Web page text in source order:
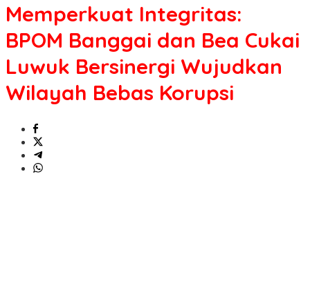
Banggai
Bea
Cukai
Luwuk
Wujudkan
Memperkuat Integritas:
BPOM Banggai dan Bea Cukai
Luwuk Bersinergi Wujudkan
Wilayah Bebas Korupsi